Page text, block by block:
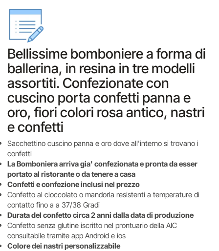
Bellissime bomboniere a forma di
ballerina, in resina in tre modelli
assortiti. Confezionate con
cuscino porta confetti panna e
oro, fiori colori rosa antico, nastri
e confetti
Sacchettino cuscino panna e oro dove all'interno si trovano i
confetti
La Bomboniera arriva gia' confezionata e pronta da esser
portato al ristorante o da tenere a casa
Confetti e confezione inclusi nel prezzo
Confetto al cioccolato o mandorla resistenti a temperature di
contatto fino a a 37/38 Gradi
Durata del confetto circa 2 anni dalla data di produzione
Confetto senza glutine iscritto nel prontuario della AIC
consultabile tramite app Android e ios
Colore dei nastri personalizzabile